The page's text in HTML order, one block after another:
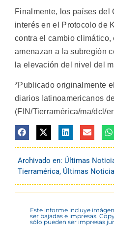
Finalmente, los países del
interés en el Protocolo de
contra el cambio
amenazan a la subregión
la elevación del nivel del
*Publicado originalmente
diarios latinoamericanos
(FIN/Tierramérica/ma/dcl/
Archivado en: Últimas
Tierramérica, Últimas
Este informe incluye
ser bajadas e impresas.
sólo pueden ser impresas